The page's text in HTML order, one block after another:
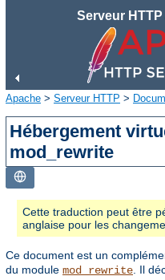
Serveur
Apache > Serveur HTTP >
Hébergement
mod_rewrite
Cette traduction peut être
anglaise pour les
Ce document est un
du module mod_rewrite . Il